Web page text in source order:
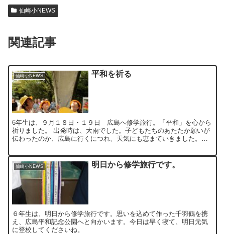
仙崎小NEWS
関連記事
仙崎小NEWS 平和を祈る
6年生は、９月１８日・１９日 広島へ修学旅行。「平和」を心から
祈りました。 出発時は、大雨でした。子どもたちのあたたか願いが
伝わったのか、広島に行くにつれ、天気にも恵まていきました。ま
仙崎小NEWS 明日から修学旅行です。
６年生は、明日から修学旅行です。思いを込めて作った千羽鶴を携
え、広島平和記念公園へと向かいます。今日は早く寝て、明日元気
に登校してくださいね。